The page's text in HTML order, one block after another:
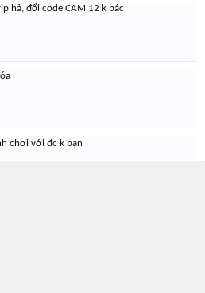
hả, đổi code CAM 12 k bác
chơi với đc k bạn